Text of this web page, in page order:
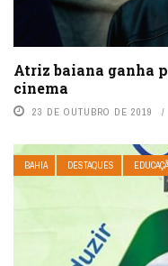
Atriz baiana ganha
cinema
23 DE OUTUBRO DE 2019
BAHIA DESTAQUES